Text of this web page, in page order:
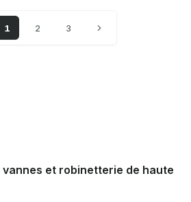
1 2 3
vannes et robinetterie de haute